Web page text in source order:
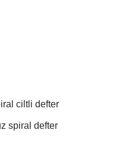
ciltli defter
spiral defter